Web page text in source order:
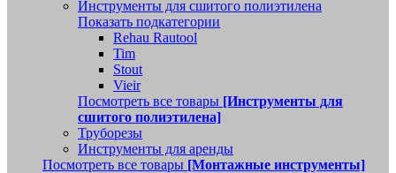
Инструменты для сшитого полиэтилена
Показать подкатегории
Rehau Rautool
Tim
Stout
Vieir
Посмотреть все товары [Инструменты для
сшитого полиэтилена]
Труборезы
Инструменты для аренды
Посмотреть все товары [Монтажные инструменты]